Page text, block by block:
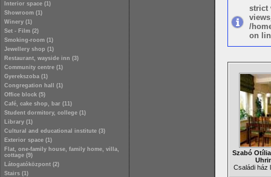
Interior space (1)
Showroom (1)
Winery (1)
Set - Film (2)
Smoking-room (1)
Jewellery shop (1)
Restaurant, wayside inn (3)
Community centre (1)
Gyerekszoba (1)
Congregation hall (1)
Office block (5)
Café, cake shop, bar (11)
Student dormitory, college (1)
Library (1)
Cultural and educational institute (3)
Exterior space (1)
Flat, one-family house, family home, villa,
cottage (9)
Látogatóközpont (2)
Stairs (1)
strict
/
on
Szabó
Családi ház